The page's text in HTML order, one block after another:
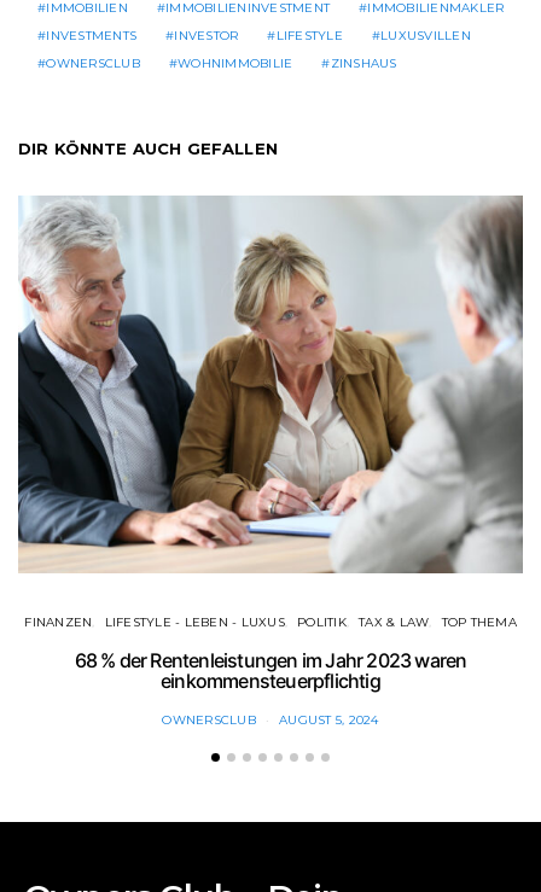
IMMOBILIEN
IMMOBILIENINVESTMENT
IMMOBILIENMAKLER
INVESTMENTS
INVESTOR LIFESTYLE
LUXUSVILLEN
OWNERSCLUB
WOHNIMMOBILIE ZINSHAUS
DIR KÖNNTE AUCH GEFALLEN
FINANZEN LIFESTYLE - LEBEN - LUXUS POLITIK TAX & LAW TOP THEMA
68 % der Rentenleistungen im Jahr 2023 waren
einkommensteuerpflichtig
OWNERSCLUB AUGUST 5, 2024